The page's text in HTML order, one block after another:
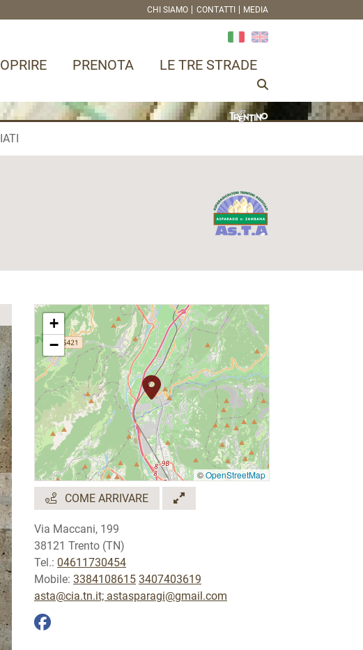
CHI SIAMO CONTATTI MEDIA
PRENOTA LE TRE STRADE
+
−
©OpenStreetMap
COME ARRIVARE
Via Maccani, 199
38121 Trento (TN)
Tel.: 04611730454
Mobile: 3384108615 3407403619
asta@cia.tn.it; astasparagi@gmail.com